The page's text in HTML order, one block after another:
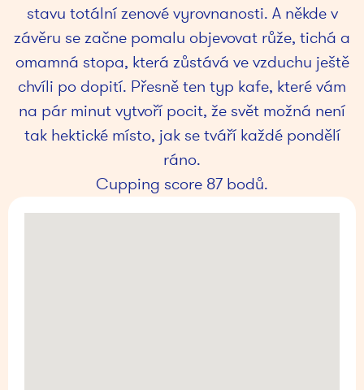
stavu totální zenové vyrovnanosti. A někde v
závěru se začne pomalu objevovat růže, tichá a
omamná stopa, která zůstává ve vzduchu ještě
chvíli po dopití. Přesně ten typ kafe, které vám
na pár minut vytvoří pocit, že svět možná není
tak hektické místo, jak se tváří každé pondělí
ráno.
Cupping score 87 bodů.